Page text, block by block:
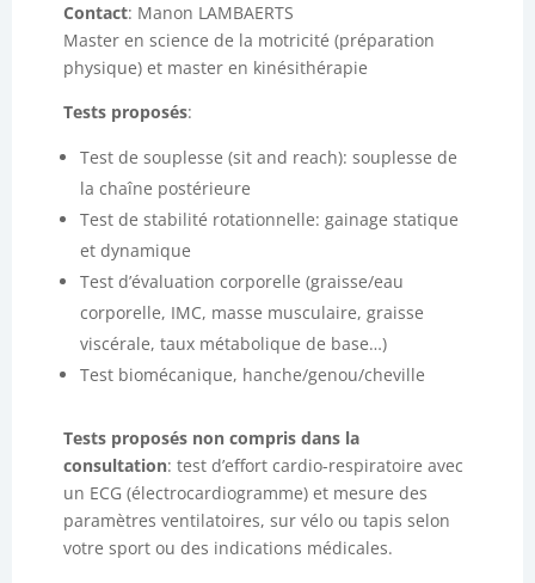
Contact: Manon LAMBAERTS
Master en science de la motricité (préparation
physique) et master en kinésithérapie
Tests proposés:
Test de souplesse (sit and reach): souplesse de
la chaîne postérieure
Test de stabilité rotationnelle: gainage statique
et dynamique
Test d’évaluation corporelle (graisse/eau
corporelle, IMC, masse musculaire, graisse
viscérale, taux métabolique de base…)
Test biomécanique, hanche/genou/cheville
Tests proposés non compris dans la
consultation: test d’effort cardio-respiratoire avec
un ECG (électrocardiogramme) et mesure des
paramètres ventilatoires, sur vélo ou tapis selon
votre sport ou des indications médicales.